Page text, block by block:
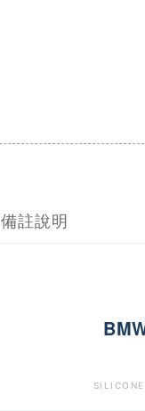
備註說明